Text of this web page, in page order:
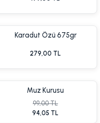
Karadut Özü 675gr
279,00 TL
Muz Kurusu
99,00 TL
94,05 TL